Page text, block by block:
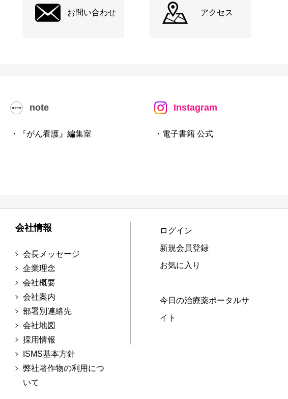
お問い合わせ アクセス
note
・『がん看護』編集室
Instagram
・電子書籍 公式
会社情報
会長メッセージ
企業理念
会社概要
会社案内
部署別連絡先
会社地図
採用情報
ISMS基本方針
弊社著作物の利用につ
いて
ログイン
新規会員登録
お気に入り
今日の治療薬ポータルサ
イト